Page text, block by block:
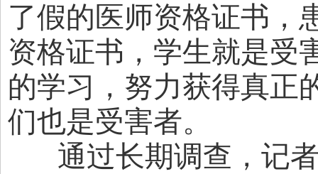
了假的医师资格证书，
资格证书，学生就是受
的学习，努力获得真正
们也是受害者。
通过长期调查，记者